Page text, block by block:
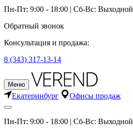
Пн-Пт: 9:00 - 18:00 | Сб-Вс: Выходной
Обратный звонок
Консультация и продажа:
8 (343) 317-13-14
Меню
Екатеринбург Офисы продаж
Пн-Пт: 9:00 - 18:00 | Сб-Вс: Выходной